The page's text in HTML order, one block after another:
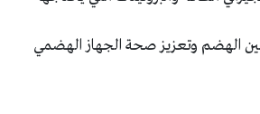
الهضم وتعزيز صحة الجهاز الهضمي